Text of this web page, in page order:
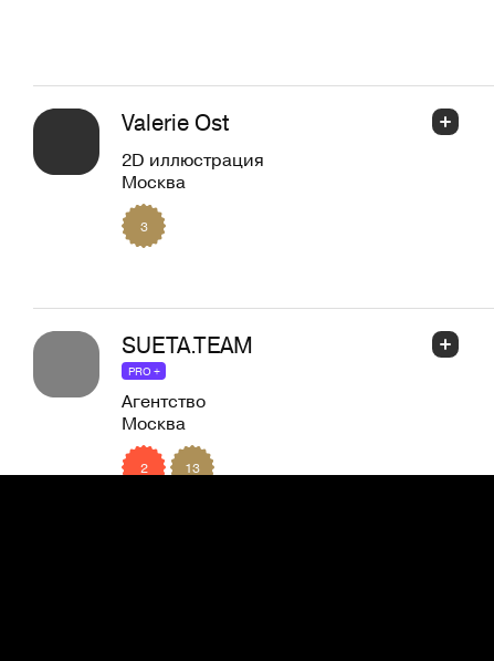
Valerie Ost
2D иллюстрация
Москва
3
SUETA.TEAM
PRO +
Агентство
Москва
2 13